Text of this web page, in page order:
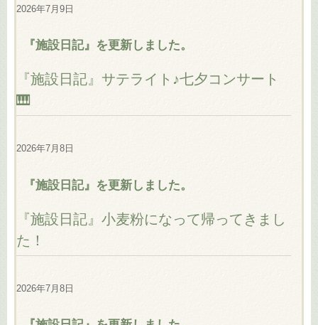
2026年7月9日
『施設日記』を更新しました。
『施設日記』サテライト♪七夕コンサート
🎹
2026年7月8日
『施設日記』を更新しました。
『施設日記』小麦粉になって帰ってきまし
た！
2026年7月8日